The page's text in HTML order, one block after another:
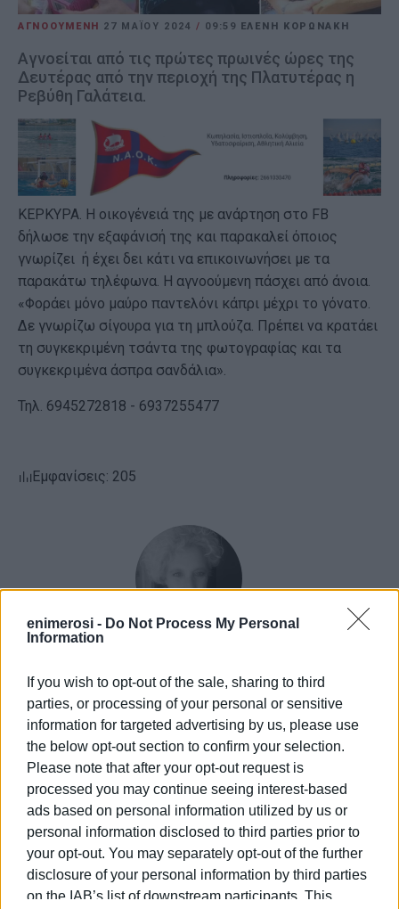
enimerosi - Do Not Process My Personal
Information
If you wish to opt-out of the sale, sharing to third
parties, or processing of your personal or sensitive
information for targeted advertising by us, please use
the below opt-out section to confirm your selection.
Please note that after your opt-out request is
processed you may continue seeing interest-based
ads based on personal information utilized by us or
personal information disclosed to third parties prior to
your opt-out. You may separately opt-out of the further
disclosure of your personal information by third parties
on the IAB’s list of downstream participants. This
ΑΓΝΟΟΥΜΕΝΗ 27 ΜΑΪ́ΟΥ 2024 / 09:59 ΕΛΕΝΗ ΚΟΡΩΝΑΚΗ
Αγνοείται από τις πρώτες πρωινές ώρες της
Δευτέρας από την περιοχή της Πλατυτέρας η
Ρεβύθη Γαλάτεια.
ΚΕΡΚΥΡΑ. Η οικογένειά της με ανάρτηση στο FB
δήλωσε την εξαφάνισή της και παρακαλεί όποιος
γνωρίζει ή έχει δει κάτι να επικοινωνήσει με τα
παρακάτω τηλέφωνα. Η αγνοούμενη πάσχει από άνοια.
«Φοράει μόνο μαύρο παντελόνι κάπρι μέχρι το γόνατο.
Δε γνωρίζω σίγουρα για τη μπλούζα. Πρέπει να κρατάει
τη συγκεκριμένη τσάντα της φωτογραφίας και τα
συγκεκριμένα άσπρα σανδάλια».
Τηλ. 6945272818 - 6937255477
Εμφανίσεις: 205
Εργάζεται στις Εκδόσεις Ενημέρωση από το
1990 σε θέσεις υψηλής ευθύνης. Ειδικεύεται στις
δημόσιες σχέσεις, το ελεύθερο και το
καλλιτεχνικό ρεπορτάζ.